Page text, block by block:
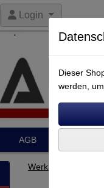
Login
AGB
Werkzeug und
Dieser
werden,